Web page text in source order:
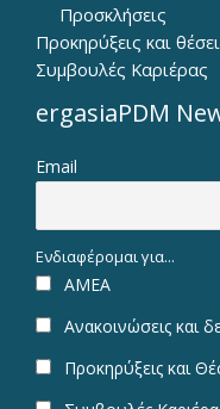
Προσκλήσεις
Προκηρύξεις και
Συμβουλές Καριέρας
ergasiaPDM
Email
Ενδιαφέρομαι για...
ΑΜΕΑ
Ανακοινώσεις και
Προκηρύξεις και